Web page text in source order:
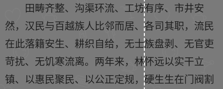
田畴齐整、沟渠环流、工坊有序、市井安
然，汉民与百越族人比邻而居、各司其职，流民
在此落籍安生、耕织自给，无士族盘剥、无官吏
苛扰、无饥寒流离。两年来，林怀远以实干立
镇、以惠民聚民、以公正定规，硬生生在门阀割